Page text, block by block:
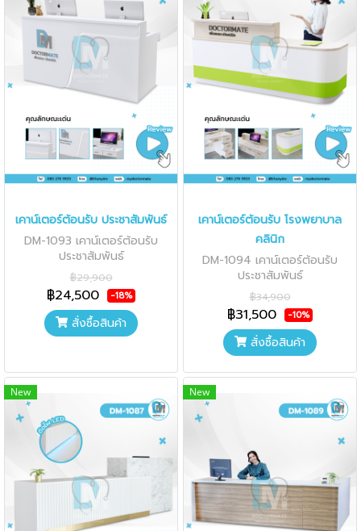
เคาน์เตอร์ต้อนรับ ประชาสัมพันธ์
DM-1093 เคาน์เตอร์ต้อนรับ
ประชาสัมพันธ์
฿29,900
฿24,500 -18%
สั่งซื้อสินค้า
เคาน์เตอร์ต้อนรับ โรงพยาบาล
คลินิก
DM-1094 เคาน์เตอร์ต้อนรับ
ประชาสัมพันธ์
฿34,900
฿31,500 -10%
สั่งซื้อสินค้า
New New